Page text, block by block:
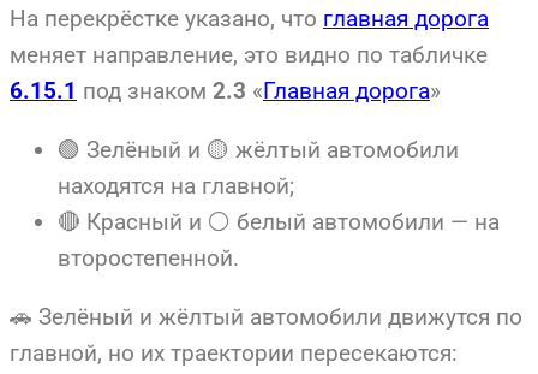
На перекрёстке указано, что главная дорога
меняет направление, это видно по табличке
6.15.1 под знаком 2.3 «Главная дорога»
🟢 Зелёный и 🟡 жёлтый автомобили
находятся на главной;
🔴 Красный и ⚪ белый автомобили — на
второстепенной.
🚗 Зелёный и жёлтый автомобили движутся по
главной, но их траектории пересекаются: